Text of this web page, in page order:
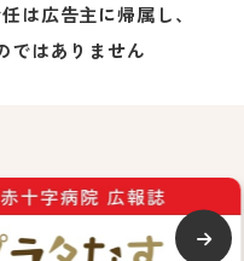
は広告主に帰属し、
ではありません